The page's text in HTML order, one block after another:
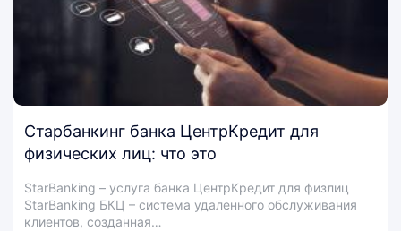
Старбанкинг банка ЦентрКредит для
физических лиц: что это
StarBanking – услуга банка ЦентрКредит для физлиц
StarBanking БКЦ – система удаленного обслуживания
клиентов, созданная…